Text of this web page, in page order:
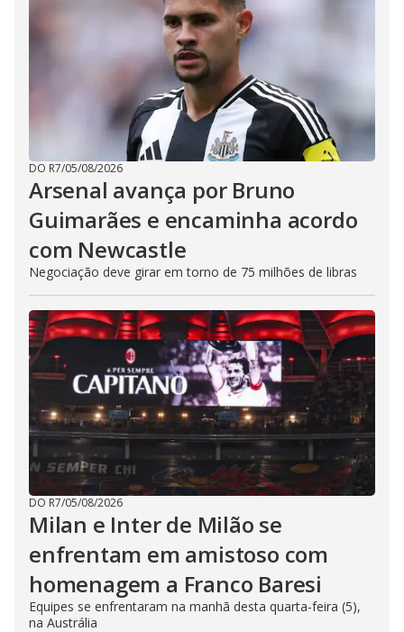
DO R7/05/08/2026
Arsenal avança por Bruno
Guimarães e encaminha acordo
com Newcastle
Negociação deve girar em torno de 75 milhões de libras
DO R7/05/08/2026
Milan e Inter de Milão se
enfrentam em amistoso com
homenagem a Franco Baresi
Equipes se enfrentaram na manhã desta quarta-feira (5),
na Austrália